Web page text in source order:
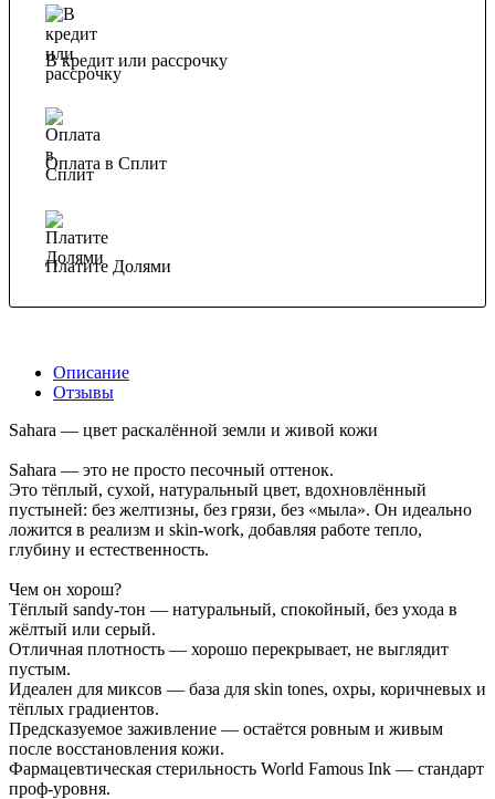
В кредит или рассрочку
Оплата в Сплит
Платите Долями
Описание
Отзывы
Sahara — цвет раскалённой земли и живой кожи
Sahara — это не просто песочный оттенок.
Это тёплый, сухой, натуральный цвет, вдохновлённый
пустыней: без желтизны, без грязи, без «мыла». Он идеально
ложится в реализм и skin-work, добавляя работе тепло,
глубину и естественность.
Чем он хорош?
Тёплый sandy-тон — натуральный, спокойный, без ухода в
жёлтый или серый.
Отличная плотность — хорошо перекрывает, не выглядит
пустым.
Идеален для миксов — база для skin tones, охры, коричневых и
тёплых градиентов.
Предсказуемое заживление — остаётся ровным и живым
после восстановления кожи.
Фармацевтическая стерильность World Famous Ink — стандарт
проф-уровня.